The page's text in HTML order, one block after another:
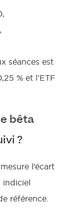
séances est
% et l’ETF
bêta
?
l’écart
indiciel
référence.